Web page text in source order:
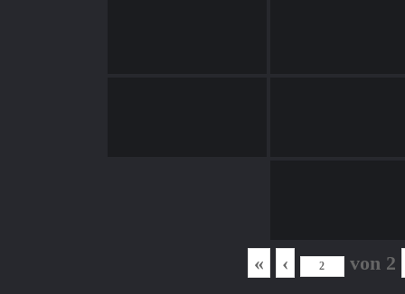
« ‹ von 2